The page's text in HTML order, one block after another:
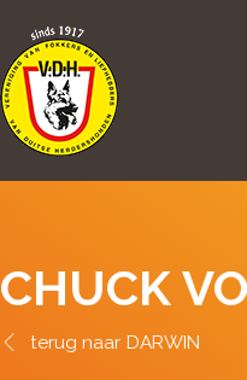
CHUCK
DARWIN